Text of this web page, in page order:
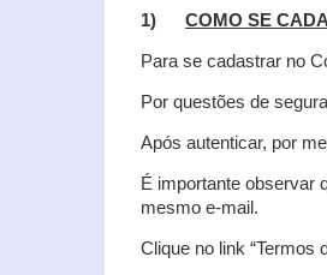
1) COMO SE
Para se cadastrar no
Por questões de
Após autenticar, por
É importante observar
mesmo e-mail.
Clique no link “Termos